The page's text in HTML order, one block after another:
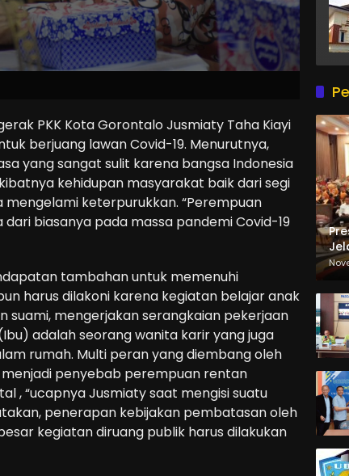
PKK Kota Gorontalo Jusmiaty Taha Kiayi
berjuang lawan Covid-19. Menurutnya,
yang sangat sulit karena bangsa Indonesia
kehidupan masyarakat baik dari segi
mengelami keterpurukkan. “Perempuan
biasanya pada massa pandemi Covid-19
tambahan untuk memenuhi
harus dilakoni karena kegiatan belajar anak
suami, mengerjakan serangkaian pekerjaan
adalah seorang wanita karir yang juga
rumah. Multi peran yang diembang oleh
penyebab perempuan rentan
, “ucapnya Jusmiaty saat mengisi suatu
penerapan kebijakan pembatasan oleh
kegiatan diruang publik harus dilakukan